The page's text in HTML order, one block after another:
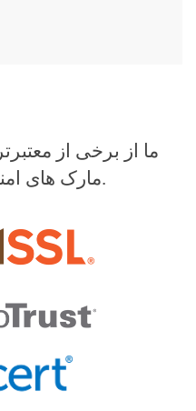
مارک های امنیتی آنلاین است.